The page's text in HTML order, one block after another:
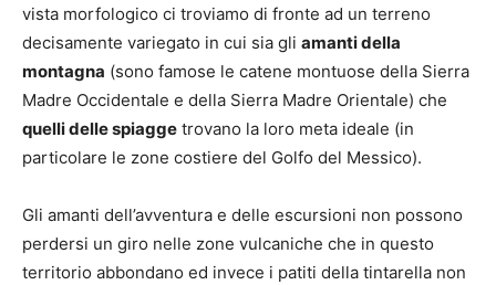
vista morfologico ci troviamo di fronte ad un terreno
decisamente variegato in cui sia gli amanti della
montagna (sono famose le catene montuose della Sierra
Madre Occidentale e della Sierra Madre Orientale) che
quelli delle spiagge trovano la loro meta ideale (in
particolare le zone costiere del Golfo del Messico).
Gli amanti dell’avventura e delle escursioni non possono
perdersi un giro nelle zone vulcaniche che in questo
territorio abbondano ed invece i patiti della tintarella non